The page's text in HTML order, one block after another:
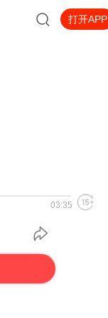
打开APP
03:35